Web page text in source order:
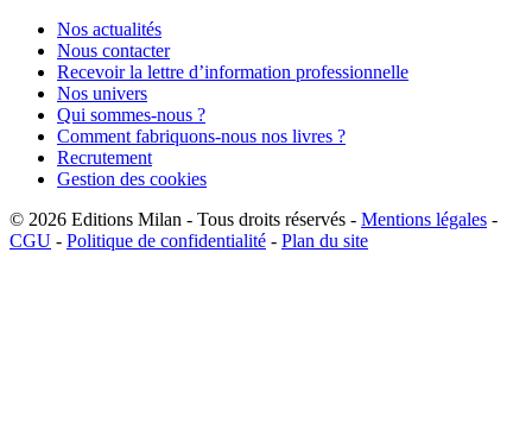
Nos actualités
Nous contacter
Recevoir la lettre d’information professionnelle
Nos univers
Qui sommes-nous ?
Comment fabriquons-nous nos livres ?
Recrutement
Gestion des cookies
© 2026 Editions Milan - Tous droits réservés - Mentions légales -
CGU - Politique de confidentialité - Plan du site